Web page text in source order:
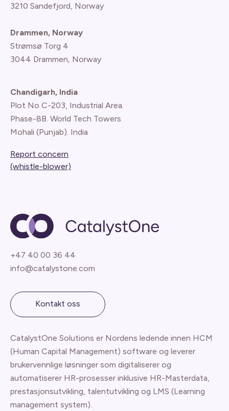
3210 Sandefjord, Norway
Drammen, Norway
Strømsø Torg 4
3044 Drammen, Norway
Chandigarh, India
Plot No C-203, Industrial Area.
Phase-8B. World Tech Towers
Mohali (Punjab). India
Report concern
(whistle-blower)
+47 40 00 36 44
info@catalystone.com
Kontakt oss
CatalystOne Solutions er Nordens ledende innen HCM
(Human Capital Management) software og leverer
brukervennlige løsninger som digitaliserer og
automatiserer HR-prosesser inklusive HR-Masterdata,
prestasjonsutvikling, talentutvikling og LMS (Learning
management system).